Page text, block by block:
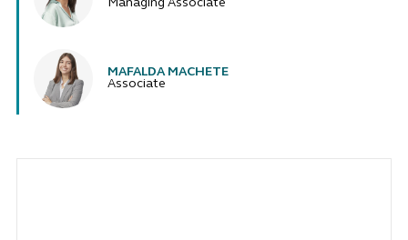
Managing Associate
MAFALDA MACHETE
Associate